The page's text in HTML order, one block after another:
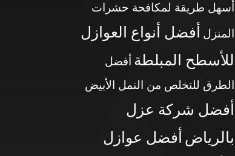
أسهل طريقة لمكافحة حشرات
المنزل
أفضل أنواع العوازل
للأسطح المبلطة أفضل
الطرق للتخلص من النمل الأبيض
أفضل شركة عزل
بالرياض أفضل عوازل